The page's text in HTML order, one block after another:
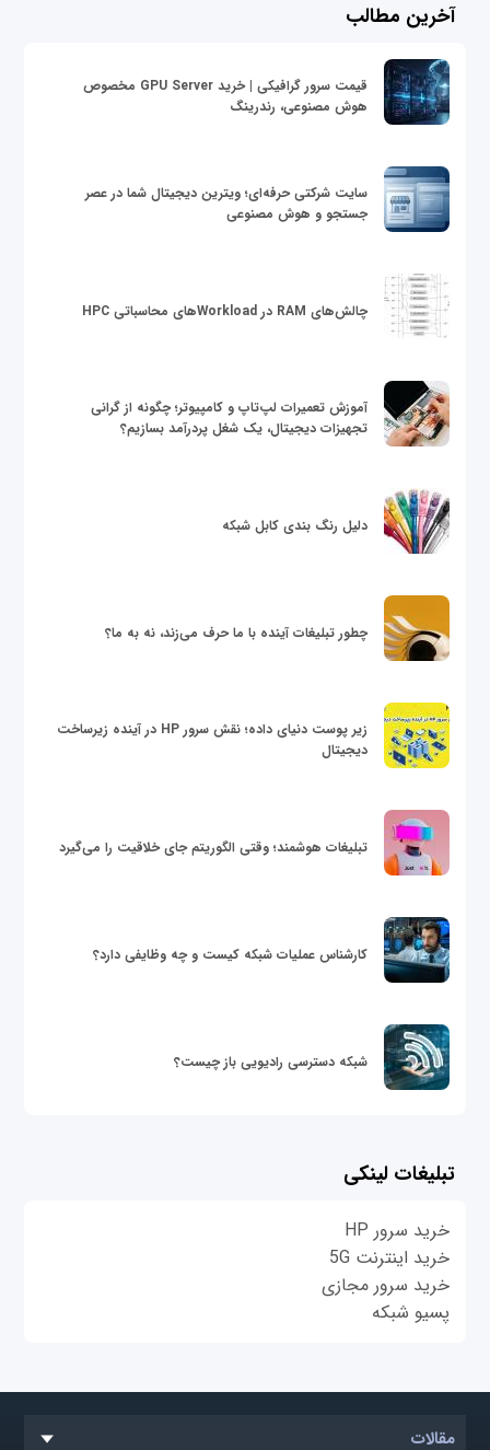
آخرین مطالب
قیمت سرور گرافیکی | خرید GPU Server مخصوص
هوش مصنوعی، رندرینگ
سایت شرکتی حرفه‌ای؛ ویترین دیجیتال شما در عصر
جستجو و هوش مصنوعی
چالش‌های RAM در Workloadهای محاسباتی HPC
آموزش تعمیرات لپ‌تاپ و کامپیوتر؛ چگونه از گرانی
تجهیزات دیجیتال، یک شغل پردرآمد بسازیم؟
دلیل رنگ بندی کابل شبکه
چطور تبلیغات آینده با ما حرف می‌زند، نه به ما؟
زیر پوست دنیای داده؛ نقش سرور HP در آینده زیرساخت
دیجیتال
تبلیغات هوشمند؛ وقتی الگوریتم جای خلاقیت را می‌گیرد
کارشناس عملیات شبکه کیست و چه وظایفی دارد؟
شبکه دسترسی رادیویی باز چیست؟
تبلیغات لینکی
خرید سرور HP
خرید اینترنت 5G
خرید سرور مجازی
پسیو شبکه
مقالات